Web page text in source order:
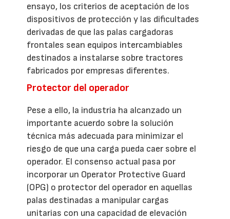
ensayo, los criterios de aceptación de los
dispositivos de protección y las dificultades
derivadas de que las palas cargadoras
frontales sean equipos intercambiables
destinados a instalarse sobre tractores
fabricados por empresas diferentes.
Protector del operador
Pese a ello, la industria ha alcanzado un
importante acuerdo sobre la solución
técnica más adecuada para minimizar el
riesgo de que una carga pueda caer sobre el
operador. El consenso actual pasa por
incorporar un Operator Protective Guard
(OPG) o protector del operador en aquellas
palas destinadas a manipular cargas
unitarias con una capacidad de elevación